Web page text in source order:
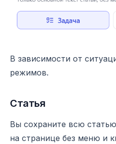
В зависимости от
режимов.
Статья
Вы сохраните всю
на странице без меню и